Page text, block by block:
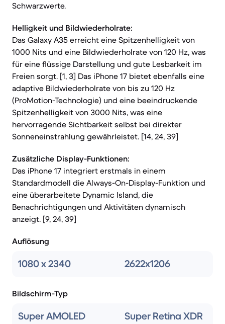
Schwarzwerte.
Helligkeit und Bildwiederholrate:
Das Galaxy A35 erreicht eine Spitzenhelligkeit von
1000 Nits und eine Bildwiederholrate von 120 Hz, was
für eine flüssige Darstellung und gute Lesbarkeit im
Freien sorgt. [1, 3] Das iPhone 17 bietet ebenfalls eine
adaptive Bildwiederholrate von bis zu 120 Hz
(ProMotion-Technologie) und eine beeindruckende
Spitzenhelligkeit von 3000 Nits, was eine
hervorragende Sichtbarkeit selbst bei direkter
Sonneneinstrahlung gewährleistet. [14, 24, 39]
Zusätzliche Display-Funktionen:
Das iPhone 17 integriert erstmals in einem
Standardmodell die Always-On-Display-Funktion und
eine überarbeitete Dynamic Island, die
Benachrichtigungen und Aktivitäten dynamisch
anzeigt. [9, 24, 39]
Auflösung
1080 x 2340 2622x1206
Bildschirm-Typ
Super AMOLED Super Retina XDR